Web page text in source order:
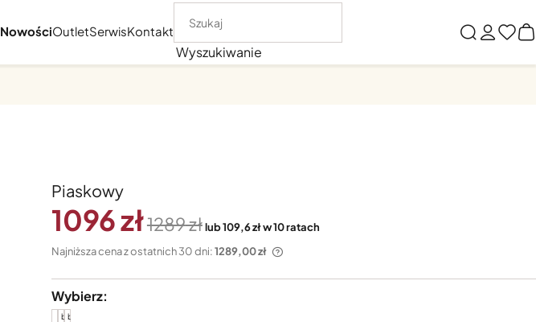
NowościOutletSerwisKontakt
Wyszukiwanie
Piaskowy
1096 1289
lub 109,6 zł w 10 ratach
1289,00 zł
Wybierz:
brakbrak